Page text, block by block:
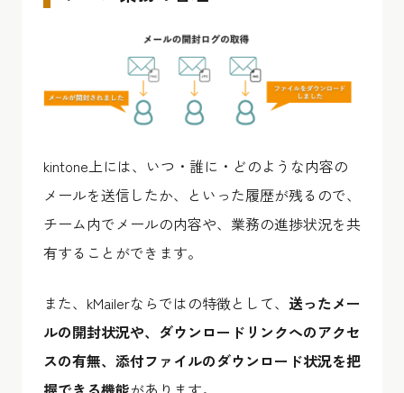
kintone上には、いつ・誰に・どのような内容の
メールを送信したか、といった履歴が残るので、
チーム内でメールの内容や、業務の進捗状況を共
有することができます。
また、kMailerならではの特徴として、 送ったメー
ルの開封状況や、ダウンロードリンクへのアクセ
スの有無、添付ファイルのダウンロード状況を把